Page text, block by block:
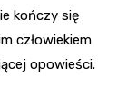
kończy się
człowiekiem
opowieści.